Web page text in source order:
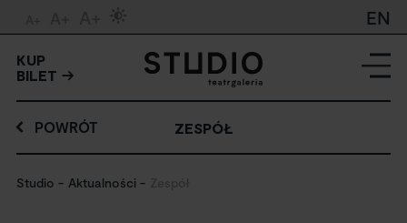
EN
KUP
BILET
POWRÓT ZESPÓŁ
Studio Aktualności